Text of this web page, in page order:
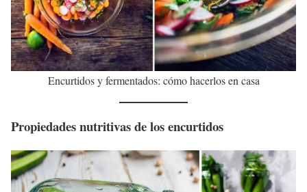
Encurtidos y fermentados: cómo hacerlos en casa
Propiedades nutritivas de los encurtidos